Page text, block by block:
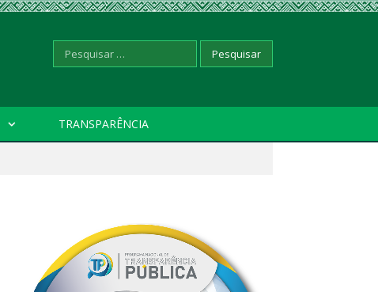
Pesquisar
TRANSPARÊNCIA